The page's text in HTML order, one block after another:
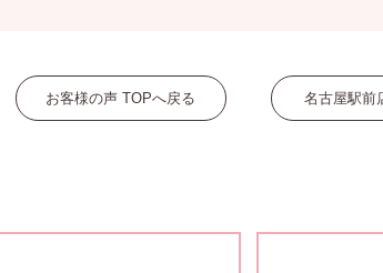
お客様の声 TOPへ戻る 名古屋駅前